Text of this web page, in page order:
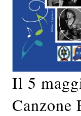
Il 5
Canzone